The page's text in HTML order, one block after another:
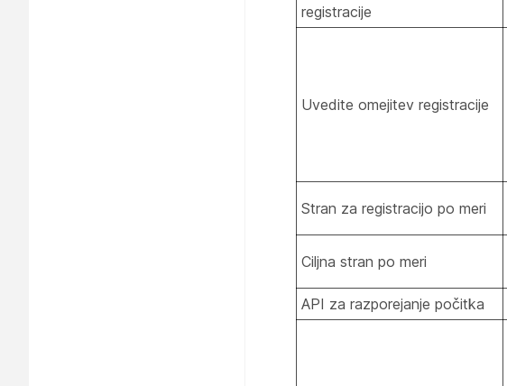
registracije
Uvedite omejitev registracije
Stran za registracijo po meri
Ciljna stran po meri
API za razporejanje počitka